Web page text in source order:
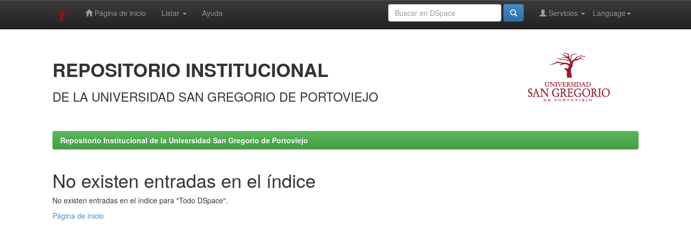
Página de inicio Listar Ayuda Language
Servicios
REPOSITORIO INSTITUCIONAL
DE LA UNIVERSIDAD SAN GREGORIO DE PORTOVIEJO
Repositorio Institucional de la Universidad San Gregorio de Portoviejo
No existen entradas en el índice
No existen entradas en el índice para "Todo DSpace".
Página de inicio